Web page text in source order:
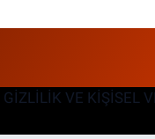
GİZLİLİK VE KİŞİSEL